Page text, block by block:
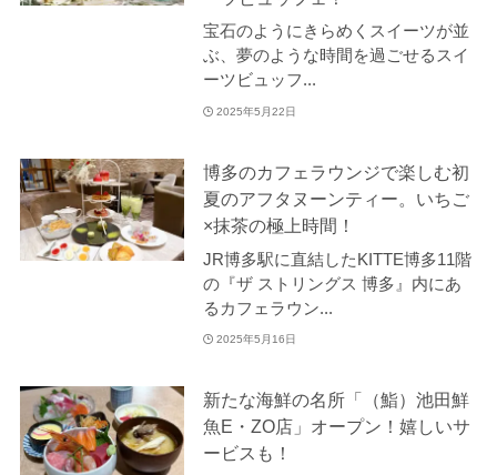
宝石のようにきらめくスイーツが並
ぶ、夢のような時間を過ごせるスイ
ーツビュッフ...
2025年5月22日
博多のカフェラウンジで楽しむ初
夏のアフタヌーンティー。いちご
×抹茶の極上時間！
JR博多駅に直結したKITTE博多11階
の『ザ ストリングス 博多』内にあ
るカフェラウン...
2025年5月16日
新たな海鮮の名所「（鮨）池田鮮
魚E・ZO店」オープン！嬉しいサ
ービスも！